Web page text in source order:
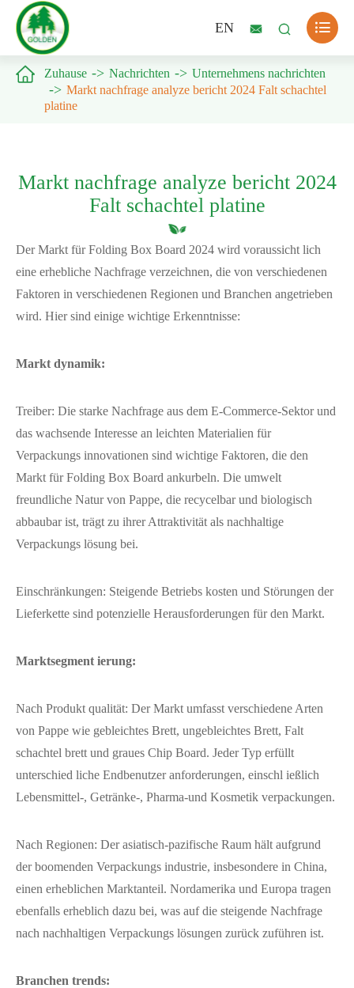
EN   
 Zuhause Nachrichten
Unternehmens nachrichten
Markt nachfrage analyze bericht 2024 Falt schachtel
platine
Markt nachfrage analyze bericht 2024
Falt schachtel platine
Der Markt für Folding Box Board 2024 wird voraussicht lich
eine erhebliche Nachfrage verzeichnen, die von verschiedenen
Faktoren in verschiedenen Regionen und Branchen angetrieben
wird. Hier sind einige wichtige Erkenntnisse:
Markt dynamik:
Treiber: Die starke Nachfrage aus dem E-Commerce-Sektor und
das wachsende Interesse an leichten Materialien für
Verpackungs innovationen sind wichtige Faktoren, die den
Markt für Folding Box Board ankurbeln. Die umwelt
freundliche Natur von Pappe, die recycelbar und biologisch
abbaubar ist, trägt zu ihrer Attraktivität als nachhaltige
Verpackungs lösung bei.
Einschränkungen: Steigende Betriebs kosten und Störungen der
Lieferkette sind potenzielle Herausforderungen für den Markt.
Marktsegment ierung:
Nach Produkt qualität: Der Markt umfasst verschiedene Arten
von Pappe wie gebleichtes Brett, ungebleichtes Brett, Falt
schachtel brett und graues Chip Board. Jeder Typ erfüllt
unterschied liche Endbenutzer anforderungen, einschl ießlich
Lebensmittel-, Getränke-, Pharma-und Kosmetik verpackungen.
Nach Regionen: Der asiatisch-pazifische Raum hält aufgrund
der boomenden Verpackungs industrie, insbesondere in China,
einen erheblichen Marktanteil. Nordamerika und Europa tragen
ebenfalls erheblich dazu bei, was auf die steigende Nachfrage
nach nachhaltigen Verpackungs lösungen zurück zuführen ist.
Branchen trends: